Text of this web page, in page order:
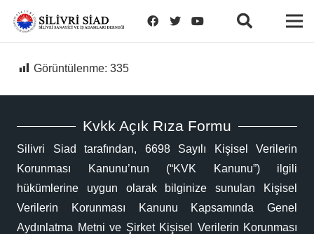
Görüntülenme: 335
Kvkk Açık Rıza Formu
Silivri Siad tarafından, 6698 Sayılı Kişisel Verilerin
Korunması Kanunu’nun (“KVK Kanunu”) ilgili
hükümlerine uygun olarak bilginize sunulan Kişisel
Verilerin Korunması Kanunu Kapsamında Genel
Aydınlatma Metni ve Şirket Kişisel Verilerin Korunması